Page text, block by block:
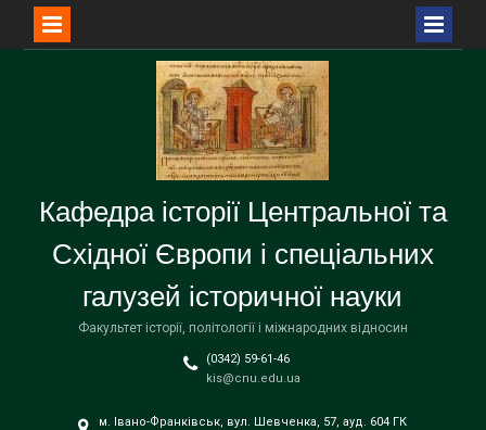
Кафедра історії Центральної та
Східної Європи і спеціальних
галузей історичної науки
Факультет історії, політології і міжнародних відносин
(0342) 59-61-46
kis@cnu.edu.ua
м. Івано-Франківськ, вул. Шевченка, 57, ауд. 604 ГК